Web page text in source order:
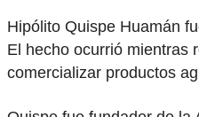
Hipólito Quispe Huamán
El hecho ocurrió mientras
comercializar productos